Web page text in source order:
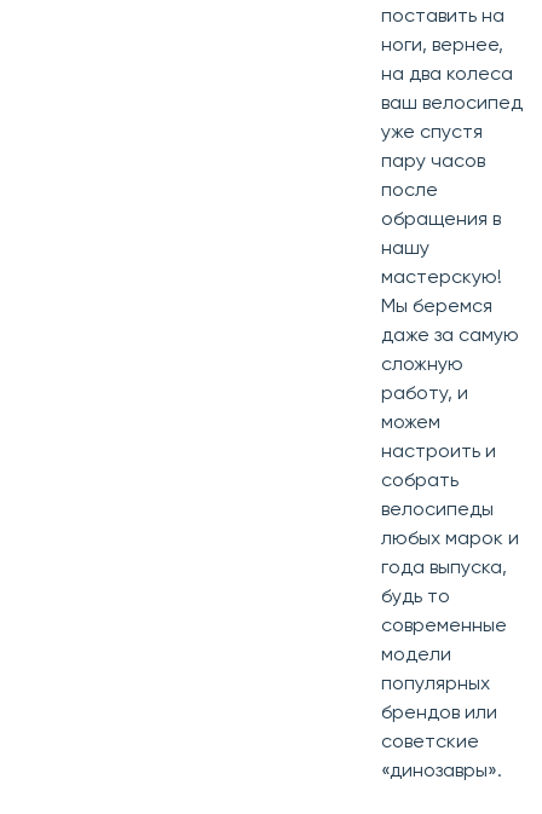
поставить на
ноги, вернее,
на два колеса
ваш велосипед
уже спустя
пару часов
после
обращения в
нашу
мастерскую!
Мы беремся
даже за самую
сложную
работу, и
можем
настроить и
собрать
велосипеды
любых марок и
года выпуска,
будь то
современные
модели
популярных
брендов или
советские
«динозавры».